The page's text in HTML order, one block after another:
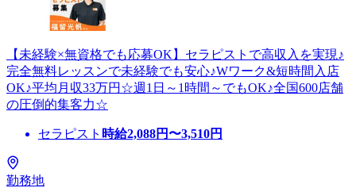
【未経験×無資格でも応募OK】セラピストで高収入を実現♪
完全無料レッスンで未経験でも安心♪Wワーク&短時間入店
OK♪平均月収33万円☆週1日～1時間～でもOK♪全国600店舗
の圧倒的集客力☆
セラピスト 時給2,088円〜3,510円
勤務地